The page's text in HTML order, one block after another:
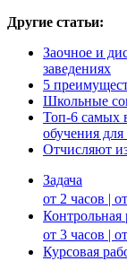
Другие статьи:
Заочное и
заведениях
5
Школьные
Топ-6 самых
обучения для
Отчисляют
Задача
от 2 часов |
Контрольная
от 3 часов |
Курсовая